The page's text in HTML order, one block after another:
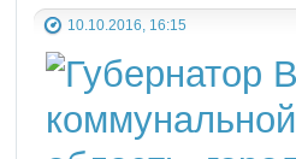
10.10.2016, 16:15